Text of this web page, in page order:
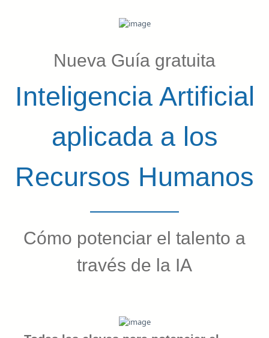
Nueva Guía gratuita
Inteligencia Artificial
aplicada a los
Recursos Humanos
Cómo potenciar el talento a
través de la IA